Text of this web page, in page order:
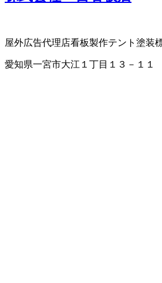
屋外広告代理店看板製作テント 塗装
愛知県一宮市大江１丁目１３－１１